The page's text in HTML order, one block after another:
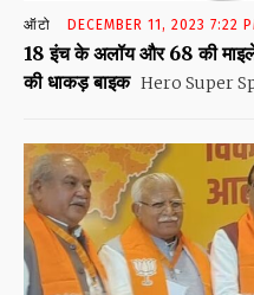
ऑटो DECEMBER 11, 2023 7:22
18 इंच के अलॉय और 68 की
की धाकड़ बाइक Hero Super